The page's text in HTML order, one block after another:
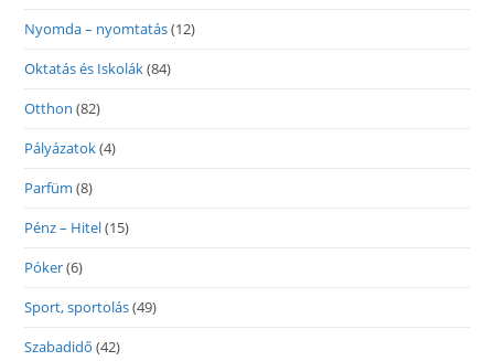
Nyomda – nyomtatás(12)
Oktatás és Iskolák(84)
Otthon (82)
Pályázatok(4)
Parfüm (8)
Pénz – Hitel(15)
Póker(6)
Sport, sportolás(49)
Szabadidő (42)